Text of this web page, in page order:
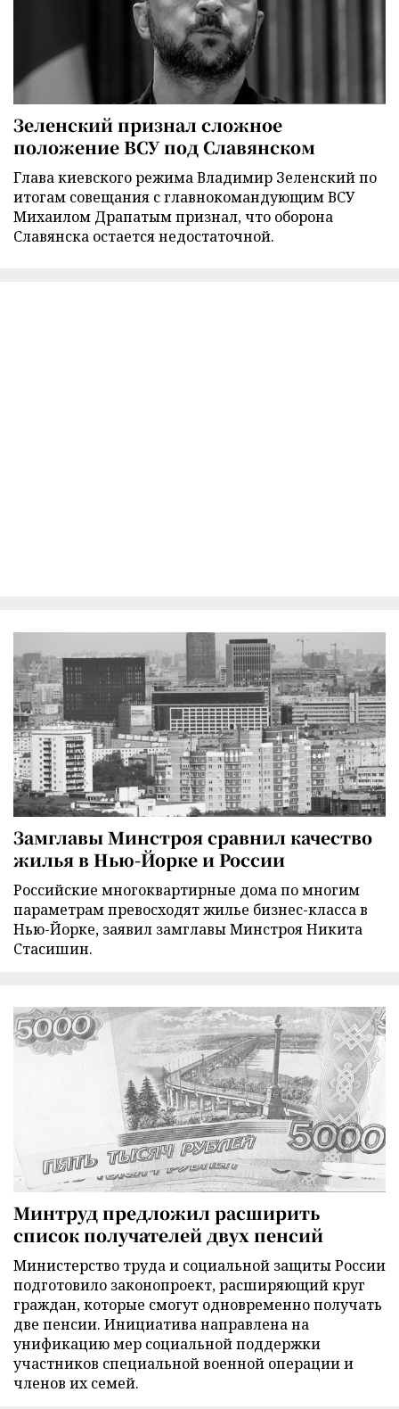
Зеленский признал сложное
положение ВСУ под Славянском
Глава киевского режима Владимир Зеленский по
итогам совещания с главнокомандующим ВСУ
Михаилом Драпатым признал, что оборона
Славянска остается недостаточной.
Замглавы Минстроя сравнил качество
жилья в Нью-Йорке и России
Российские многоквартирные дома по многим
параметрам превосходят жилье бизнес-класса в
Нью-Йорке, заявил замглавы Минстроя Никита
Стасишин.
Минтруд предложил расширить
список получателей двух пенсий
Министерство труда и социальной защиты России
подготовило законопроект, расширяющий круг
граждан, которые смогут одновременно получать
две пенсии. Инициатива направлена на
унификацию мер социальной поддержки
участников специальной военной операции и
членов их семей.